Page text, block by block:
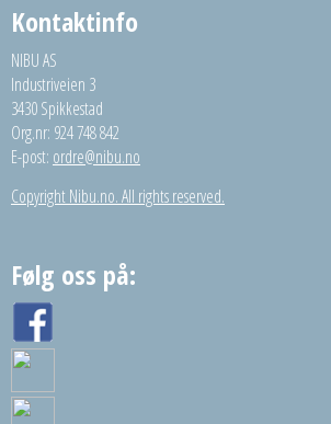
Kontaktinfo
NIBU AS
Industriveien 3
3430 Spikkestad
Org.nr: 924 748 842
E-post: ordre@nibu.no
Copyright Nibu.no. All rights reserved.
Følg oss på: